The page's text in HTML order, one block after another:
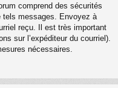
comprend des sécurités
tels messages. Envoyez à
reçu. Il est très important
sur l’expéditeur du courriel).
nécessaires.